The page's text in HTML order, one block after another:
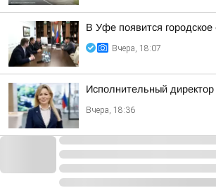
В Уфе появится
Вчера, 18:07
Исполнительный
Вчера, 18:36